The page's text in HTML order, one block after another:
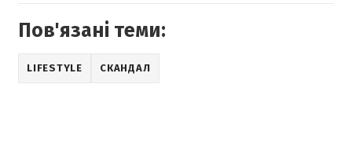
Пов'язані теми:
LIFESTYLE СКАНДАЛ